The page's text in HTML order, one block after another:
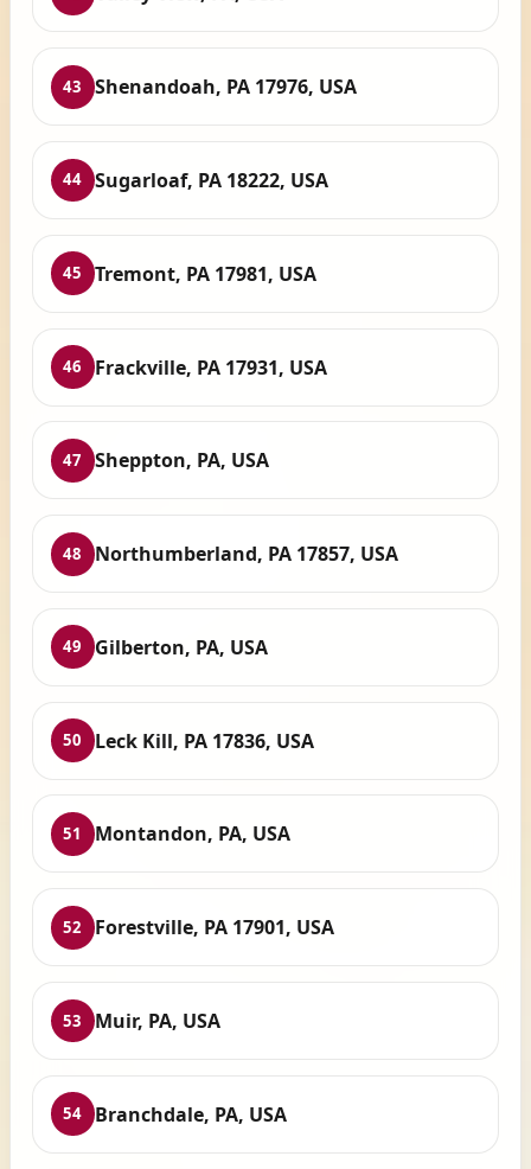
43 Shenandoah, PA 17976, USA
44 Sugarloaf, PA 18222, USA
45 Tremont, PA 17981, USA
46 Frackville, PA 17931, USA
47 Sheppton, PA, USA
48 Northumberland, PA 17857, USA
49 Gilberton, PA, USA
50 Leck Kill, PA 17836, USA
51 Montandon, PA, USA
52 Forestville, PA 17901, USA
53 Muir, PA, USA
54 Branchdale, PA, USA